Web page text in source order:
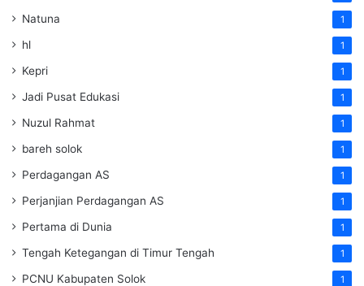
Natuna 1
hl 1
Kepri 1
Jadi Pusat Edukasi 1
Nuzul Rahmat 1
bareh solok 1
Perdagangan AS 1
Perjanjian Perdagangan AS 1
Pertama di Dunia 1
Tengah Ketegangan di Timur Tengah 1
PCNU Kabupaten Solok 1